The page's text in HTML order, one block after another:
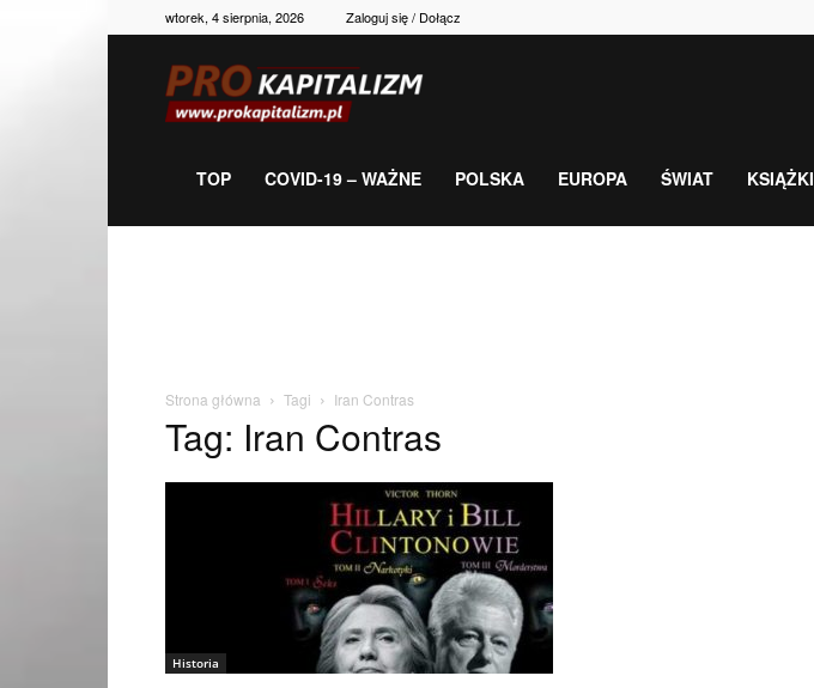
wtorek, 4 sierpnia, 2026 Zaloguj się / Dołącz
gospodarka,
TOP COVID-19 – WAŻNE POLSKA EUROPA ŚWIAT KSIĄŻKI
Strona główna Tagi Iran Contras
Tag: Iran Contras
Historia